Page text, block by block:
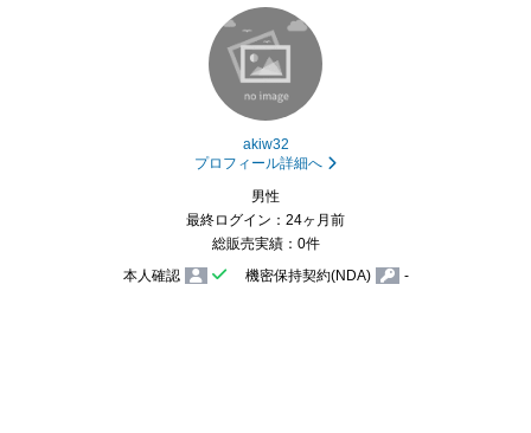
akiw32
プロフィール詳細へ
男性
最終ログイン：24ヶ月前
総販売実績：0件
本人確認
機密保持契約(NDA) -